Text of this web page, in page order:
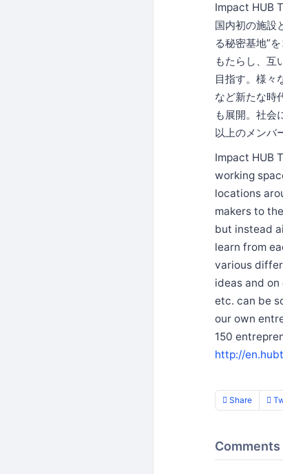
Impact HUB
国内初の施設
る秘密基地”
もたらし、互
目指す。様々
など新たな時
も展開。社会
以上のメンバ
Impact HUB
working
locations
makers to
but instead
learn from
various
ideas and
etc. can be
our own
150
http://
Share
Comments